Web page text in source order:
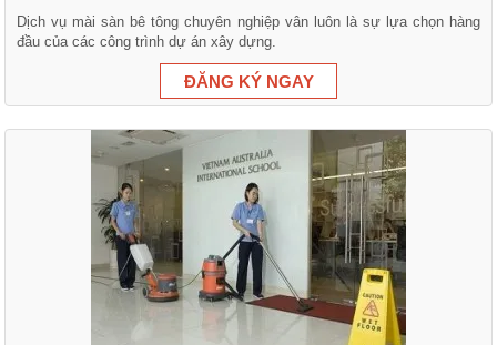
Dịch vụ mài sàn bê tông chuyên nghiệp vân luôn là sự lựa chọn hàng
đầu của các công trình dự án xây dựng.